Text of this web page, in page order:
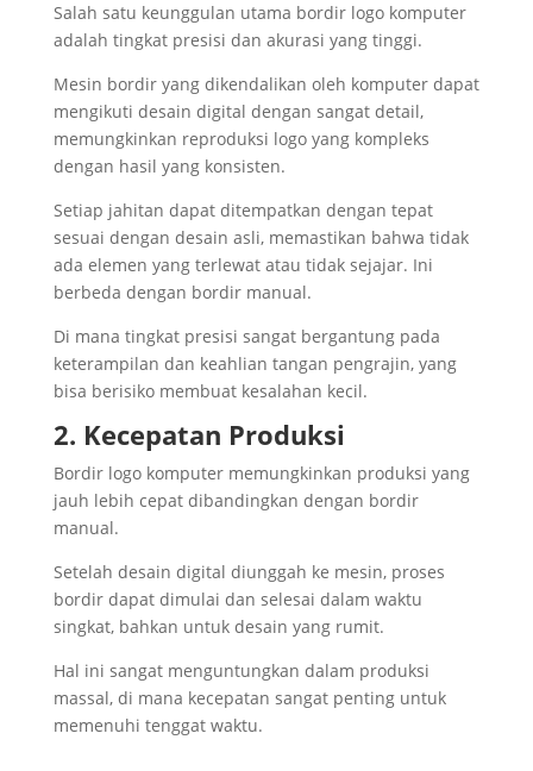
Salah satu keunggulan utama bordir logo komputer
adalah tingkat presisi dan akurasi yang tinggi.
Mesin bordir yang dikendalikan oleh komputer dapat
mengikuti desain digital dengan sangat detail,
memungkinkan reproduksi logo yang kompleks
dengan hasil yang konsisten.
Setiap jahitan dapat ditempatkan dengan tepat
sesuai dengan desain asli, memastikan bahwa tidak
ada elemen yang terlewat atau tidak sejajar. Ini
berbeda dengan bordir manual.
Di mana tingkat presisi sangat bergantung pada
keterampilan dan keahlian tangan pengrajin, yang
bisa berisiko membuat kesalahan kecil.
2. Kecepatan Produksi
Bordir logo komputer memungkinkan produksi yang
jauh lebih cepat dibandingkan dengan bordir
manual.
Setelah desain digital diunggah ke mesin, proses
bordir dapat dimulai dan selesai dalam waktu
singkat, bahkan untuk desain yang rumit.
Hal ini sangat menguntungkan dalam produksi
massal, di mana kecepatan sangat penting untuk
memenuhi tenggat waktu.